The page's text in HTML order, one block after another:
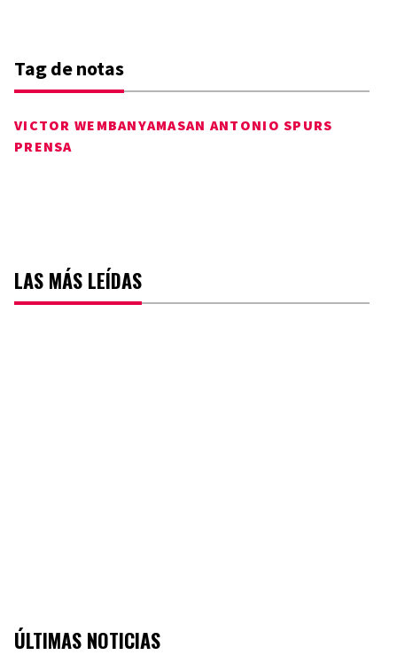
Tag de notas
VICTOR WEMBANYAMASAN ANTONIO SPURS
PRENSA
LAS MÁS LEÍDAS
ÚLTIMAS NOTICIAS